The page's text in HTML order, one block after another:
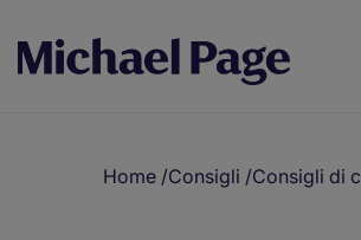
Home /Consigli /Consigli di